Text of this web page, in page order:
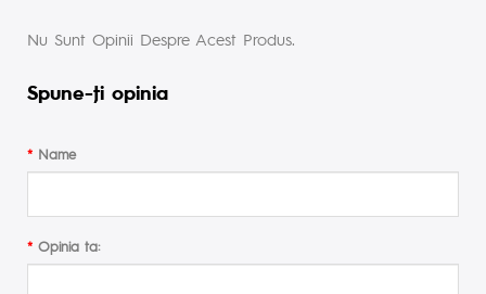
Nu Sunt Opinii Despre Acest Produs.
Spune-ţi opinia
Name
Opinia ta: